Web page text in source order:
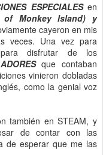
ESPECIALESen
of Monkey Island) y
cayeron en mis
veces. Una vez para
disfrutar de los
que contaban
vinieron dobladas
como la genial voz
también en STEAM, y
de contar con las
de esperar que me las